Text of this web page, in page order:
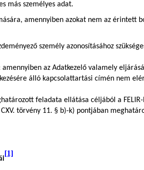
más személyes adat.
amennyiben azokat nem az érintett
személy azonosításához
az Adatkezelő valamely
álló kapcsolattartási címén nem
feladata ellátása céljából a
törvény 11. § b)-k) pontjában
[1]